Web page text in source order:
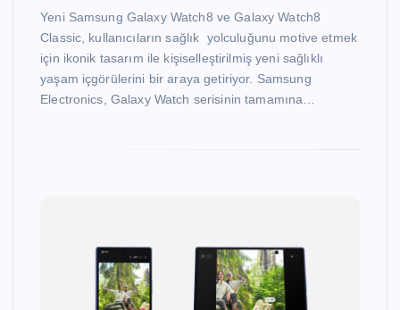
Yeni Samsung Galaxy Watch8 ve Galaxy Watch8
Classic, kullanıcıların sağlık yolculuğunu motive etmek
için ikonik tasarım ile kişiselleştirilmiş yeni sağlıklı
yaşam içgörülerini bir araya getiriyor. Samsung
Electronics, Galaxy Watch serisinin tamamına…